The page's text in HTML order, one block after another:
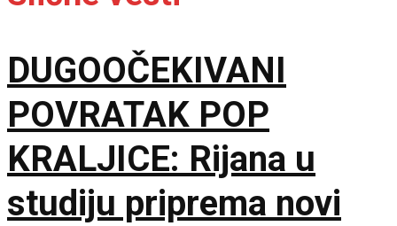
DUGOOČEKIVANI
POVRATAK POP
KRALJICE: Rijana u
studiju priprema novi